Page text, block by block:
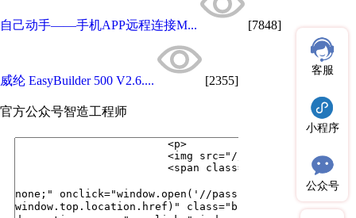
自己动手——手机APP远程连接M... [7848]
威纶 EasyBuilder 500 V2.6.... [2355]
官方公众号智造工程师
客服
小程序
公众号